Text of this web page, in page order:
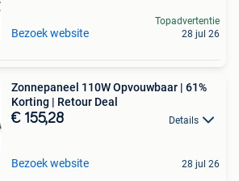
Bezoek website
Topadvertentie
28 jul 26
Zonnepaneel 110W Opvouwbaar | 61%
Korting | Retour Deal
€ 155,28 Details
Bezoek website 28 jul 26